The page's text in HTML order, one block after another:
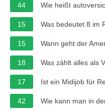
44 Wie heißt
15 Was bedeutet 8 im
15 Wann geht der
18 Was zählt alles als
17 Ist ein Midijob für
42 Wie kann man in